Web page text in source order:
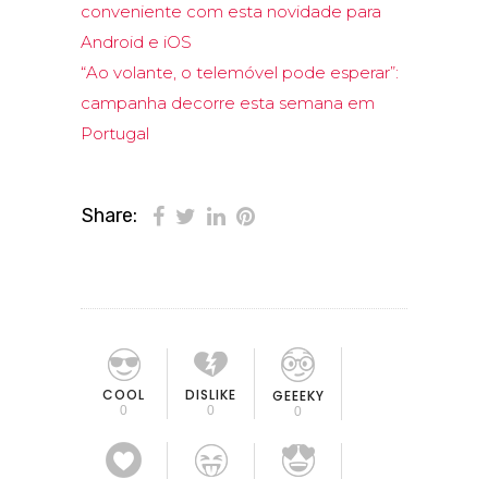
conveniente com esta novidade para
Android e iOS
“Ao volante, o telemóvel pode esperar”:
campanha decorre esta semana em
Portugal
Share:
COOL
0
DISLIKE
0
GEEEKY
0